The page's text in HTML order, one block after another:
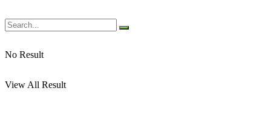
No Result
View All Result